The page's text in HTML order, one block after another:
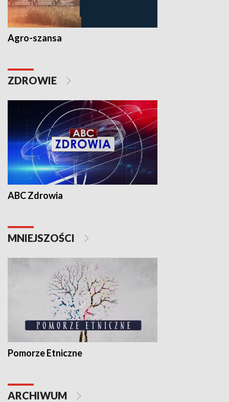
Agro-szansa
ZDROWIE
ABC Zdrowia
MNIEJSZOŚCI
Pomorze Etniczne
ARCHIWUM